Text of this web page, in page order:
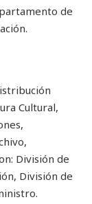
de
Cultural,
División de
División de